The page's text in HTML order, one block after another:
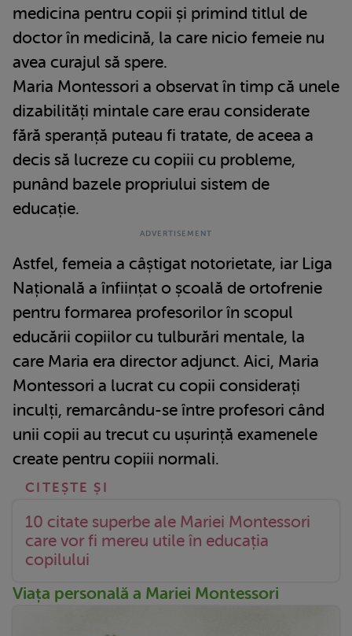
medicina pentru copii și primind titlul de
doctor în medicină, la care nicio femeie nu
avea curajul să spere.
Maria Montessori a observat în timp că unele
dizabilități mintale care erau considerate
fără speranță puteau fi tratate, de aceea a
decis să lucreze cu copiii cu probleme,
punând bazele propriului sistem de
educație.
Astfel, femeia a câștigat notorietate, iar Liga
Națională a înființat o școală de ortofrenie
pentru formarea profesorilor în scopul
educării copiilor cu tulburări mentale, la
care Maria era director adjunct. Aici, Maria
Montessori a lucrat cu copii considerați
inculți, remarcându-se între profesori când
unii copii au trecut cu ușurință examenele
create pentru copiii normali.
10 citate superbe ale Mariei Montessori
care vor fi mereu utile în educația
copilului
Viața personală a Mariei Montessori